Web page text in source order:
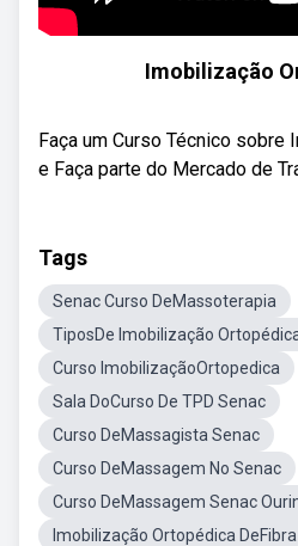
Imobilização
Faça um Curso Técnico sobre
e Faça parte do Mercado de
Tags
Senac Curso DeMassoterapia
TiposDe Imobilização
Curso ImobilizaçãoOrtopedica
Sala DoCurso De TPD Senac
Curso DeMassagista Senac
Curso DeMassagem No Senac
Curso DeMassagem Senac
Imobilização Ortopédica